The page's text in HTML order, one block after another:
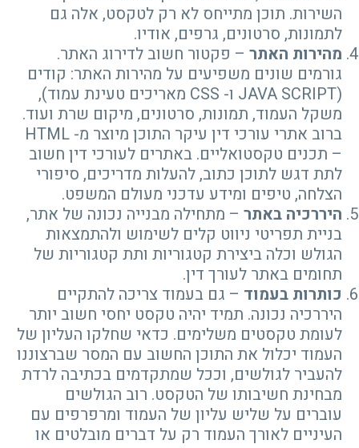
השירות. תוכן מתייחס לא רק לטקסט, אלה גם
לתמונות, סרטונים, גרפים, אודיו.
מהירות האתר – פקטור חשוב לדירוג האתר.
גורמים שונים משפיעים על מהירות האתר: קודים
(JAVA SCRIPT ו- CSS מאריכים טעינת עמוד),
משקל העמוד, תמונות, סרטונים, מיקום שרת ועוד.
ברוב אתרי עורכי דין עיקר התוכן מיוצר מ- HTML
– תכנים טקסטואליים. באתרים לעורכי דין חשוב
לתת דגש לתוכן כתוב, להעלות מדריכים, סיפורי
הצלחה, טיפים ומידע עדכני מעולם המשפט.
היררכיה באתר – מתחילה מבנייה נכונה של אתר,
בניית תפריטי ניווט קלים לשימוש ולהתמצאות
הגולש וכלה ביצירת קטגוריות ותת קטגוריות של
תחומים באתר לעורך דין.
כותרות בעמוד – גם בעמוד צריכה להתקיים
היררכיה נכונה. תמיד יהיה טקסט יחסי חשוב יותר
לעומת טקסטים משלימים. כדאי שחלקו העליון של
העמוד יכלול את התוכן החשוב עם המסר שברצוננו
להעביר לגולשים, וככל שמתקדמים בכתיבה לרדת
מבחינת חשיבותו של הטקסט. רוב הגולשים
עוברים על שליש עליון של העמוד ומרפרפים עם
העיניים לאורך העמוד רק על דברים מובלטים או